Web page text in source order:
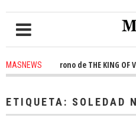
MASNEWS
el trono de THE KING OF
ETIQUETA: SOLEDAD